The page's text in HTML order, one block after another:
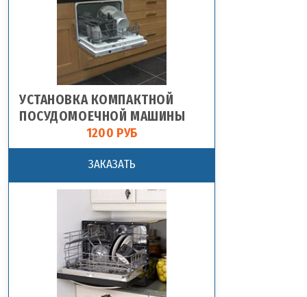
УСТАНОВКА КОМПАКТНОЙ
ПОСУДОМОЕЧНОЙ МАШИНЫ
1200 РУБ
ЗАКАЗАТЬ